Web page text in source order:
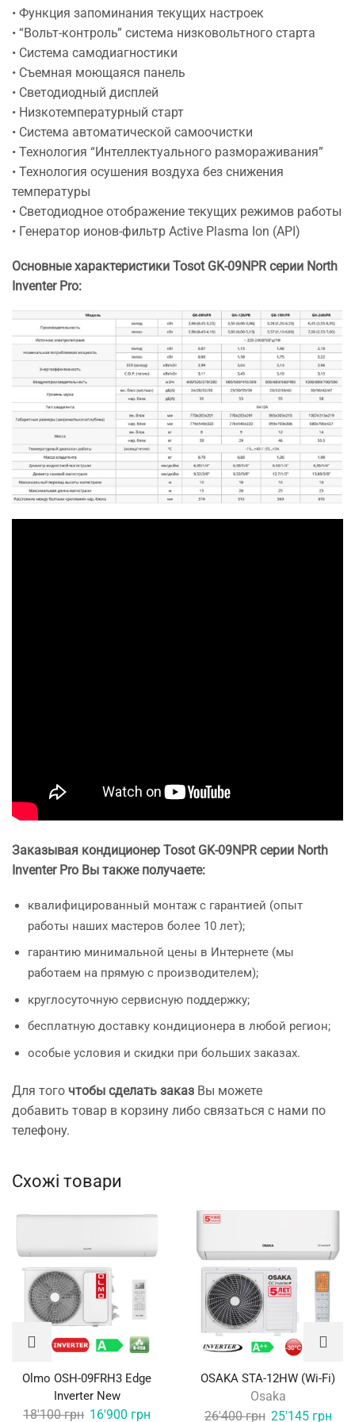
• Функция запоминания текущих настроек
• “Вольт-контроль” система низковольтного старта
• Система самодиагностики
• Съемная моющаяся панель
• Светодиодный дисплей
• Низкотемпературный старт
• Система автоматической самоочистки
• Технология “Интеллектуального размораживания”
• Технология осушения воздуха без снижения
температуры
• Светодиодное отображение текущих режимов работы
• Генератор ионов-фильтр Active Plasma Ion (API)
Основные характеристики Tosot GK-09NPR серии North
Inventer Pro:
Заказывая кондиционер Tosot GK-09NPR серии North
Inventer Pro Вы также получаете:
квалифицированный монтаж с гарантией (опыт
работы наших мастеров более 10 лет);
гарантию минимальной цены в Интернете (мы
работаем на прямую с производителем);
круглосуточную сервисную поддержку;
бесплатную доставку кондиционера в любой регион;
особые условия и скидки при больших заказах.
Для того чтобы сделать заказ Вы можете
добавить товар в корзину либо связаться с нами по
телефону.
Схожі товари
Olmo OSH-09FRH3 Edge
Inverter New
18'100грн Original
16'900 грн
OSAKA STA-12HW (Wi-Fi)
Osaka
26'400грн Original
25'145 грн